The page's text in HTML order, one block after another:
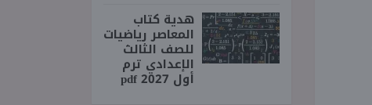
هدية كتاب
المعاصر رياضيات
للصف الثالث
الإعدادي ترم
أول 2027 pdf